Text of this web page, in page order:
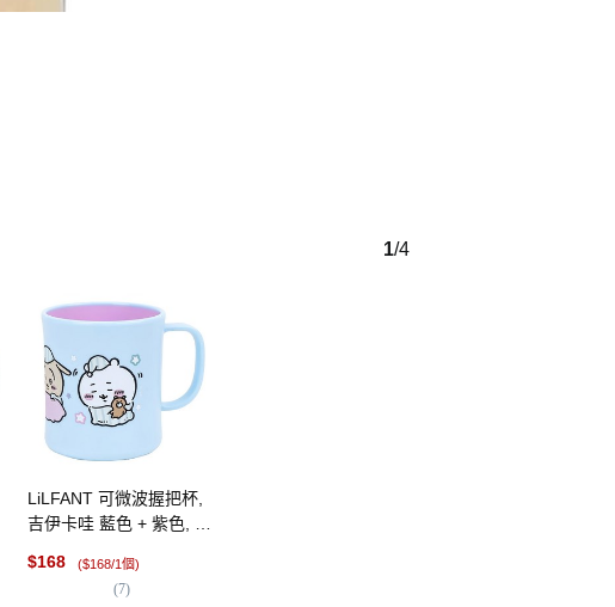
1/4
LiLFANT 可微波握把杯,
吉伊卡哇 藍色 + 紫色, 1
$168 ($168/1個)
(7)